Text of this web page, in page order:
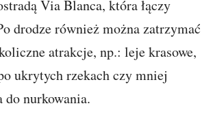
Via Blanca, która łączy
drodze również można zatrzymać
atrakcje, np.: leje krasowe,
ukrytych rzekach czy mniej
do nurkowania.